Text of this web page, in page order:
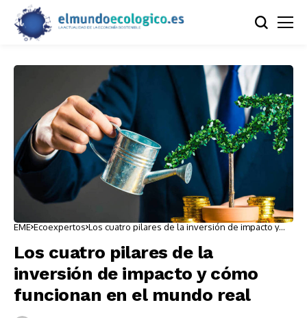
EME Ecoexpertos Los cuatro pilares de la inversión de impacto y
cómo funcionan en el mundo real
Los cuatro pilares de la
inversión de impacto y cómo
funcionan en el mundo real